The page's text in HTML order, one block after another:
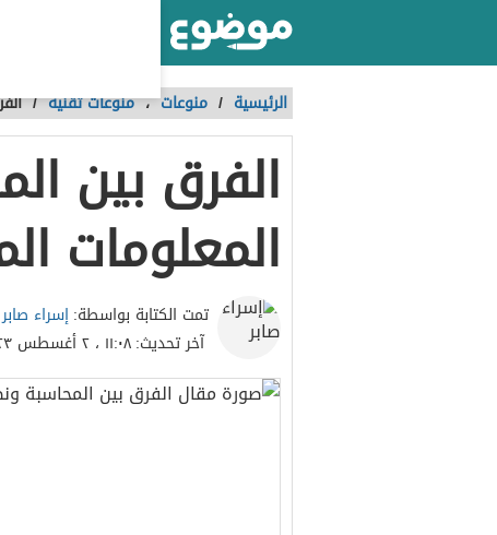
الرئيسية / منوعات ،منوعات تقنية /
الفرق بين
المعلومات
تمت الكتابة بواسطة:إسراء صابر
آخر تحديث:١١:٠٨ ، ٢ أغسطس ٢٠٢٣